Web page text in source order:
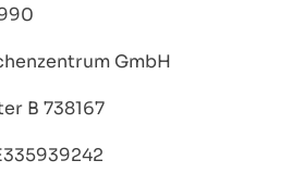
GmbH
B 738167